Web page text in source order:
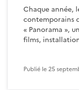
Chaque année,
contemporains
« Panorama »,
films,
Publié le25